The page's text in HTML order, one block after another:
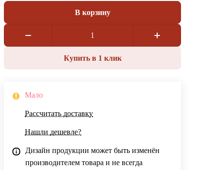
В корзину
Купить в 1 клик
Мало
Рассчитать доставку
Нашли дешевле?
Дизайн продукции может быть изменён
производителем товара и не всегда